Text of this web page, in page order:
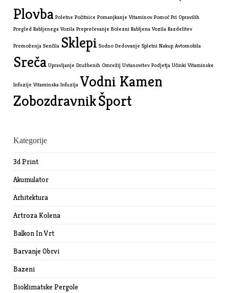
Plovba Poletne Počitnice Pomanjkanje Vitaminov Pomoč Pri Opravilih
Pregled Rabljenega Vozila Preprečevanje Bolezni Rabljena Vozila Razdelitev
Premoženja Senčila Sklepi Sodno Dedovanje Spletni Nakup Avtomobila
Sreča Upravljanje Družbenih Omrežij Ustanovitev Podjetja Učinki Vitaminske
Infuzije Vitaminska Infuzija Vodni Kamen
ZobozdravnikŠport
Kategorije
3d Print
Akumulator
Arhitektura
Artroza Kolena
Balkon In Vrt
Barvanje Obrvi
Bazeni
Bioklimatske Pergole